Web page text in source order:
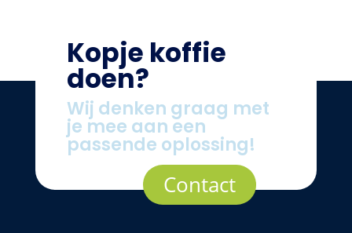
Kopje koffie
doen?
Wij denken graag met
je mee aan een
passende oplossing!
Contact